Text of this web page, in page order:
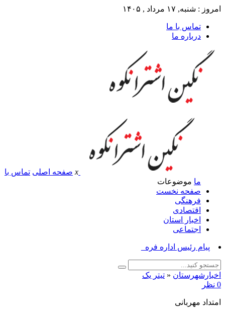
امروز : شنبه, ۱۷ مرداد , ۱۴۰۵
تماس با ما
درباره ما
x صفحه اصلی تماس با
ما موضوعات
صفحه نخست
فرهنگی
اقتصادی
اخبار استان
اجتماعی
پیام رئیس اداره فرهنگ و ا_
اخبارشهرستان « تیتر یک
0 نظر
امتداد مهربانی